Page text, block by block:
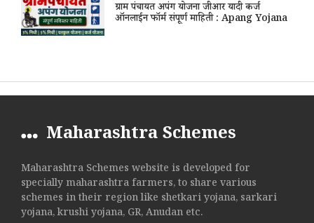
ग्राम पंचायत अपंग योजना जीआर यादी कर्ज
ऑनलाईन फॉर्म संपूर्ण माहिती : Apang Yojana
Maharashtra Schemes
Maharashtra Schemes website is developed for
specially maharashtra farmers, to share various
schemes in their region like shetkari yojana, sarkari
yojana, krushi yojana, GR, Anudan etc.